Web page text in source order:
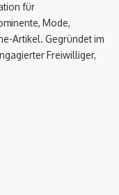
für
Mode,
Artikel. Gegründet im
Freiwilliger,